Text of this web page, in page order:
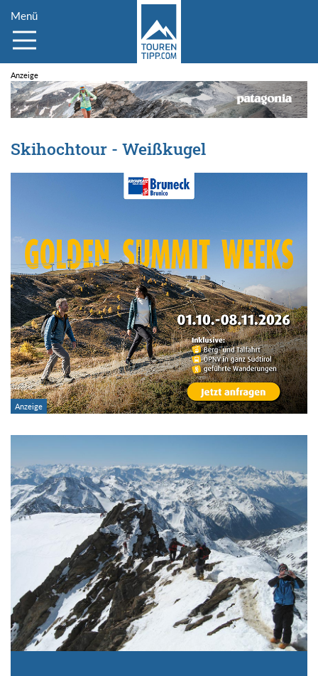
Menü
Skihochtour - Weißkugel